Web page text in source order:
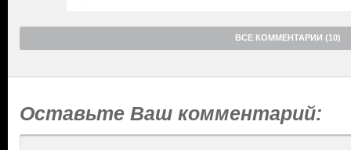
ВСЕ КОММЕНТАРИИ (10)
Оставьте Ваш комментарий: